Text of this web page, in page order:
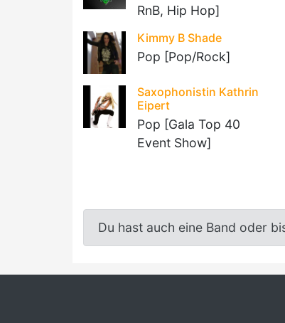
RnB, Hip Hop]
Kimmy B Shade
Pop [Pop/Rock]
Saxophonistin Kathrin
Eipert
Pop [Gala Top 40
Event Show]
Du hast auch eine Band oder